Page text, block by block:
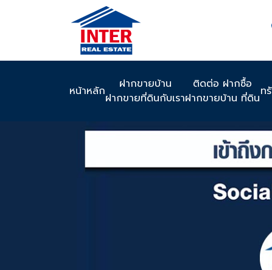
หน้าหลัก
ฝากขายบ้าน
ฝากขายที่ดินกับเรา
ติดต่อ ฝากซื้อ
ฝากขายบ้าน ที่ดินท